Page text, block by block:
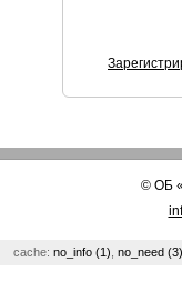
©ОБ
cache: no_info (1) no_need (3)